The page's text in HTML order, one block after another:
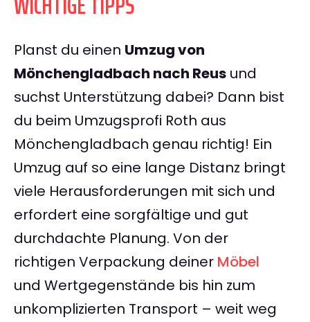
Planst du einen Umzug von
Mönchengladbach nach Reus und
suchst Unterstützung dabei? Dann bist
du beim Umzugsprofi Roth aus
Mönchengladbach genau richtig! Ein
Umzug auf so eine lange Distanz bringt
viele Herausforderungen mit sich und
erfordert eine sorgfältige und gut
durchdachte Planung. Von der
richtigen Verpackung deiner Möbel
und Wertgegenstände bis hin zum
unkomplizierten Transport – weit weg